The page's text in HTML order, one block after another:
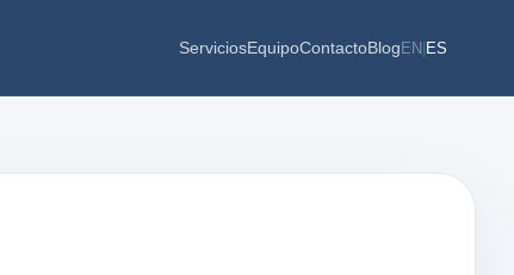
ServiciosEquipoContactoBlogEN|ES